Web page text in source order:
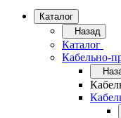
Каталог
Назад
Каталог
Кабельно-